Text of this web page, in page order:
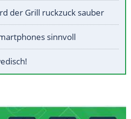
der Grill ruckzuck sauber
sinnvoll